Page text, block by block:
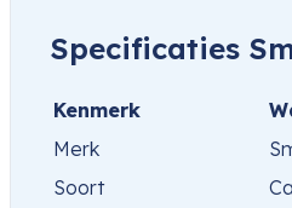
Specificaties
Kenmerk
Merk
Soort